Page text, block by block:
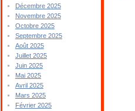
Décembre 2025
Novembre 2025
Octobre 2025
Septembre 2025
Août 2025
Juillet 2025
Juin 2025
Mai 2025
Avril 2025
Mars 2025
Février 2025